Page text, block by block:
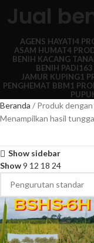
Jual
AGENS HAYATI4
ASAM HUMAT4
BENIH KACANG
BENIH PADI
JAMUR KUPING1
PENGHEMAT BBM1
Beranda
Produk
Menampilkan hasil
Show sidebar
Show9 12 18 24